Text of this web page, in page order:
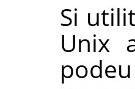
Si
Unix